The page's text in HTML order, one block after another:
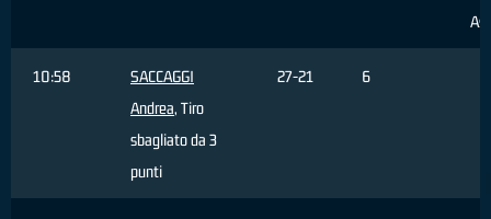
10:58
SACCAGGI
Andrea, Tiro
sbagliato da 3
punti
27-21 6